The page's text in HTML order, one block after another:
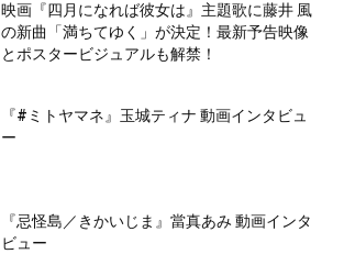
映画『四月になれば彼女は』主題歌に藤井 風
の新曲「満ちてゆく」が決定！最新予告映像
とポスタービジュアルも解禁！
『#ミトヤマネ』玉城ティナ 動画インタビュ
ー
『忌怪島／きかいじま』當真あみ 動画インタ
ビュー